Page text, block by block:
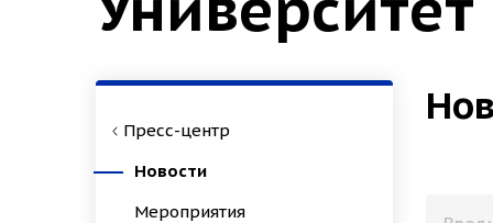
Пресс-центр
Новости
Мероприятия